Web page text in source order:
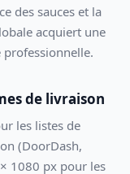
des sauces et la
acquiert une
de livraison
les listes de
(DoorDash,
1080 px pour les